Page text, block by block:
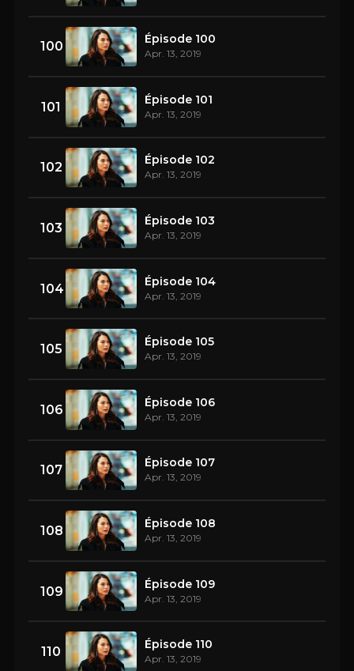
100 Épisode 100
Apr. 13, 2019
101 Épisode 101
Apr. 13, 2019
102 Épisode 102
Apr. 13, 2019
103 Épisode 103
Apr. 13, 2019
104 Épisode 104
Apr. 13, 2019
105 Épisode 105
Apr. 13, 2019
106 Épisode 106
Apr. 13, 2019
107 Épisode 107
Apr. 13, 2019
108 Épisode 108
Apr. 13, 2019
109 Épisode 109
Apr. 13, 2019
110 Épisode 110
Apr. 13, 2019